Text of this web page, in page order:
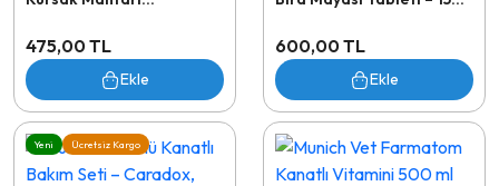
Destek Ürünü 500 ml
475,00 TL
Ekle
ve Performans Desteği
600,00 TL
Ekle
Yeni Ücretsiz Kargo